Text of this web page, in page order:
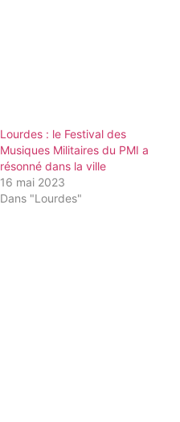
Lourdes : le Festival des
Musiques Militaires du PMI a
résonné dans la ville
16 mai 2023
Dans "Lourdes"